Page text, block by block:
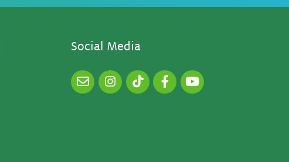
So­ci­al Me­dia
E-
Instagram
TikTok FacebookYouTube